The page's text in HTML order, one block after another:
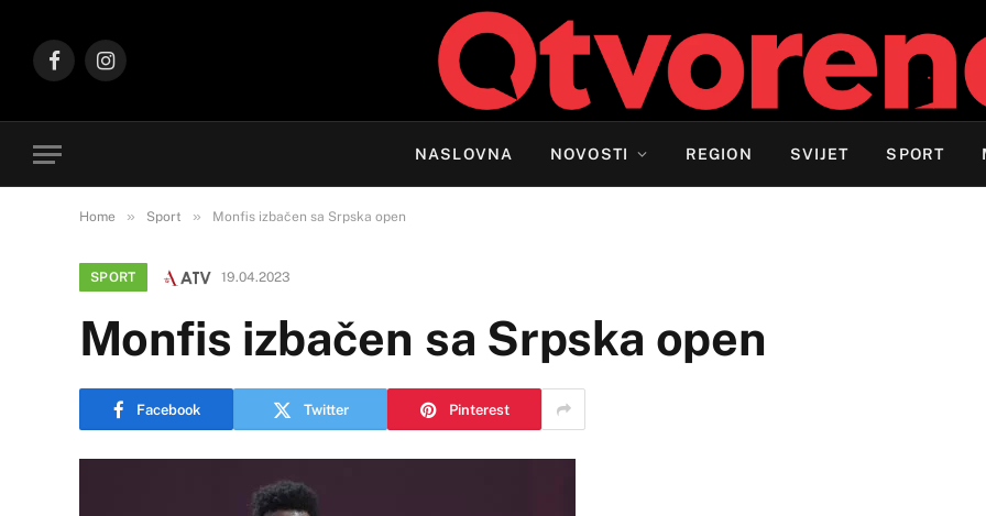
FacebookInstagram
NASLOVNA NOVOSTI REGION SVIJET SPORT
Home » Sport » Monfis izbačen sa Srpska open
SPORT 19.04.2023
Monfis izbačen sa Srpska open
Facebook Twitter Pinterest